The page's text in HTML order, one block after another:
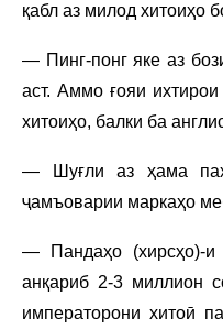
қабл аз милод хитоиҳо
— Пинг-понг яке аз
аст. Аммо ғояи
хитоиҳо, балки ба
— Шуғли аз ҳама
ҷамъоварии маркаҳо
— Пандаҳо (хирсҳо)-и
анқариб 2-3 миллион
императорони хитоӣ